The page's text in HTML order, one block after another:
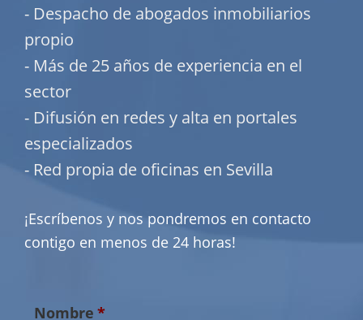
- Despacho de abogados inmobiliarios
propio
- Más de 25 años de experiencia en el
sector
- Difusión en redes y alta en portales
especializados
- Red propia de oficinas en Sevilla
¡Escríbenos y nos pondremos en contacto
contigo en menos de 24 horas!
Nombre *